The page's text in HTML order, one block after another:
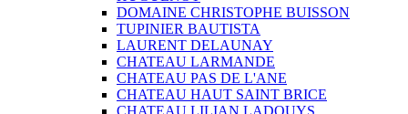
DOMAINE CHRISTOPHE BUISSON
TUPINIER BAUTISTA
LAURENT DELAUNAY
CHATEAU LARMANDE
CHATEAU PAS DE L'ANE
CHATEAU HAUT SAINT BRICE
CHATEAU LILIAN LADOUYS